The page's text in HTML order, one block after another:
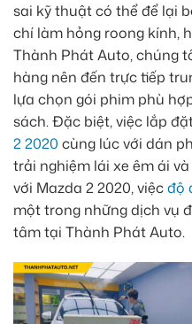
sai kỹ thuật có thể để lại
chí làm hỏng roong kính,
Thành Phát Auto, chúng
hàng nên đến trực tiếp
lựa chọn gói phim phù
sách. Đặc biệt, việc lắp
2 2020 cùng lúc với dán
trải nghiệm lái xe êm ái
với Mazda 2 2020, việcđộ
một trong những dịch vụ
tâm tại Thành Phát Auto.